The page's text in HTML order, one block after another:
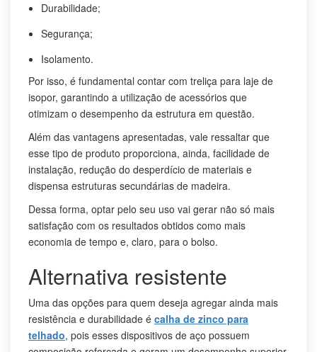
Durabilidade;
Segurança;
Isolamento.
Por isso, é fundamental contar com treliça para laje de
isopor, garantindo a utilização de acessórios que
otimizam o desempenho da estrutura em questão.
Além das vantagens apresentadas, vale ressaltar que
esse tipo de produto proporciona, ainda, facilidade de
instalação, redução do desperdício de materiais e
dispensa estruturas secundárias de madeira.
Dessa forma, optar pelo seu uso vai gerar não só mais
satisfação com os resultados obtidos como mais
economia de tempo e, claro, para o bolso.
Alternativa resistente
Uma das opções para quem deseja agregar ainda mais
resistência e durabilidade é calha de zinco para
telhado, pois esses dispositivos de aço possuem